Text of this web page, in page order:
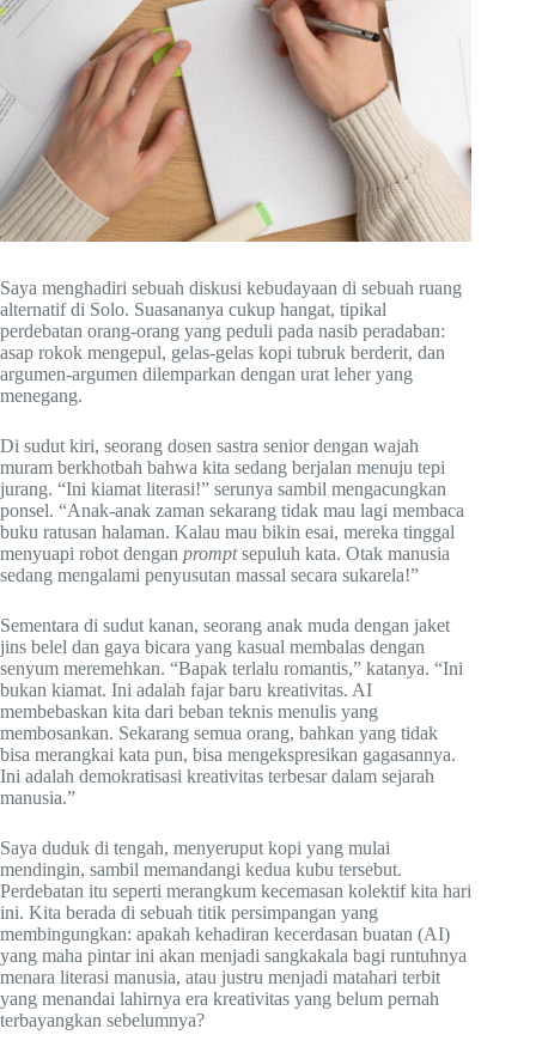
Saya menghadiri sebuah diskusi kebudayaan di sebuah ruang
alternatif di Solo. Suasananya cukup hangat, tipikal
perdebatan orang-orang yang peduli pada nasib peradaban:
asap rokok mengepul, gelas-gelas kopi tubruk berderit, dan
argumen-argumen dilemparkan dengan urat leher yang
menegang.
Di sudut kiri, seorang dosen sastra senior dengan wajah
muram berkhotbah bahwa kita sedang berjalan menuju tepi
jurang. “Ini kiamat literasi!” serunya sambil mengacungkan
ponsel. “Anak-anak zaman sekarang tidak mau lagi membaca
buku ratusan halaman. Kalau mau bikin esai, mereka tinggal
menyuapi robot dengan promptsepuluh kata. Otak manusia
sedang mengalami penyusutan massal secara sukarela!”
Sementara di sudut kanan, seorang anak muda dengan jaket
jins belel dan gaya bicara yang kasual membalas dengan
senyum meremehkan. “Bapak terlalu romantis,” katanya. “Ini
bukan kiamat. Ini adalah fajar baru kreativitas. AI
membebaskan kita dari beban teknis menulis yang
membosankan. Sekarang semua orang, bahkan yang tidak
bisa merangkai kata pun, bisa mengekspresikan gagasannya.
Ini adalah demokratisasi kreativitas terbesar dalam sejarah
manusia.”
Saya duduk di tengah, menyeruput kopi yang mulai
mendingin, sambil memandangi kedua kubu tersebut.
Perdebatan itu seperti merangkum kecemasan kolektif kita hari
ini. Kita berada di sebuah titik persimpangan yang
membingungkan: apakah kehadiran kecerdasan buatan (AI)
yang maha pintar ini akan menjadi sangkakala bagi runtuhnya
menara literasi manusia, atau justru menjadi matahari terbit
yang menandai lahirnya era kreativitas yang belum pernah
terbayangkan sebelumnya?